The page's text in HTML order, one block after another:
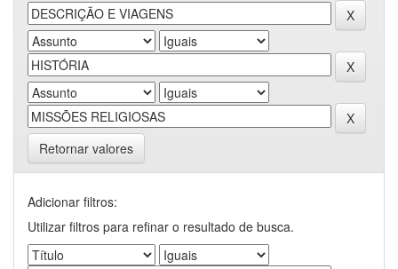
Retornar valores
Adicionar filtros:
Utilizar filtros para refinar o resultado de busca.